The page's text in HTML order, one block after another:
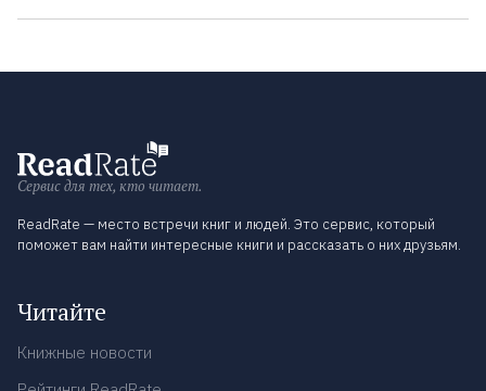
Сервис для тех, кто читает.
ReadRate — место встречи книг и людей. Это сервис, который
поможет вам найти интересные книги и рассказать о них друзьям.
Читайте
Книжные новости